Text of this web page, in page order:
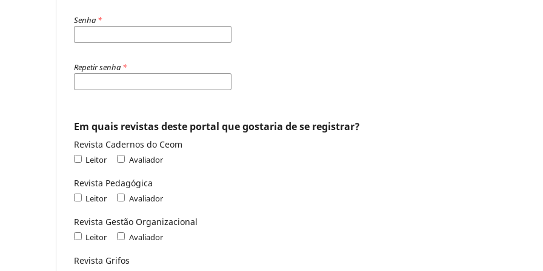
Senha *
Repetir senha *
Em quais revistas deste portal que gostaria de se registrar?
Revista Cadernos do Ceom
Leitor Avaliador
Revista Pedagógica
Leitor Avaliador
Revista Gestão Organizacional
Leitor Avaliador
Revista Grifos